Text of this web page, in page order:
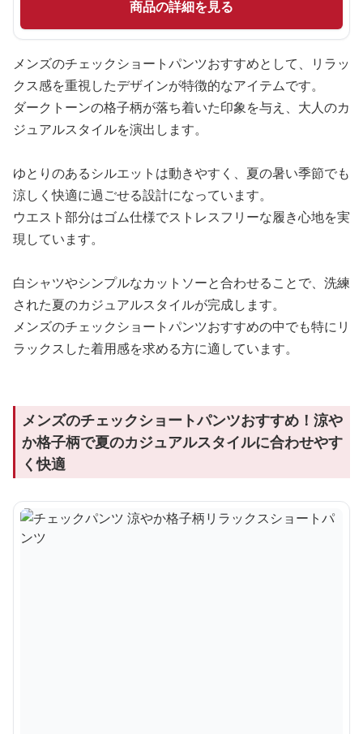
商品の詳細を見る
メンズのチェックショートパンツおすすめとして、リラッ
クス感を重視したデザインが特徴的なアイテムです。
ダークトーンの格子柄が落ち着いた印象を与え、大人のカ
ジュアルスタイルを演出します。
ゆとりのあるシルエットは動きやすく、夏の暑い季節でも
涼しく快適に過ごせる設計になっています。
ウエスト部分はゴム仕様でストレスフリーな履き心地を実
現しています。
白シャツやシンプルなカットソーと合わせることで、洗練
された夏のカジュアルスタイルが完成します。
メンズのチェックショートパンツおすすめの中でも特にリ
ラックスした着用感を求める方に適しています。
メンズのチェックショートパンツおすすめ！涼や
か格子柄で夏のカジュアルスタイルに合わせやす
く快適